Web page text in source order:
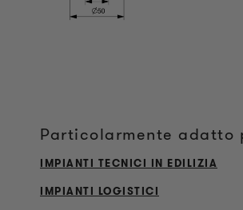
Particolarmente adatto
IMPIANTI TECNICI IN EDILIZIA
IMPIANTI LOGISTICI